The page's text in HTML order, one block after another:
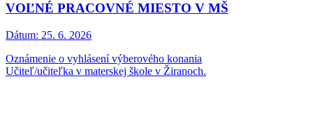
VOĽNÉ PRACOVNÉ MIESTO V MŠ
Dátum: 25. 6. 2026
Oznámenie o vyhlásení výberového konania
Učiteľ/učiteľka v materskej škole v Žiranoch.